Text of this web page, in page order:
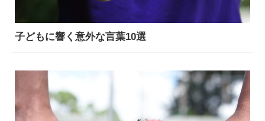
子どもに響く意外な言葉10選